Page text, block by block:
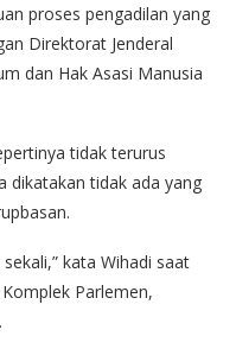
proses pengadilan yang
Direktorat Jenderal
dan Hak Asasi Manusia
tidak terurus
dikatakan tidak ada yang
kata Wihadi saat
Parlemen,